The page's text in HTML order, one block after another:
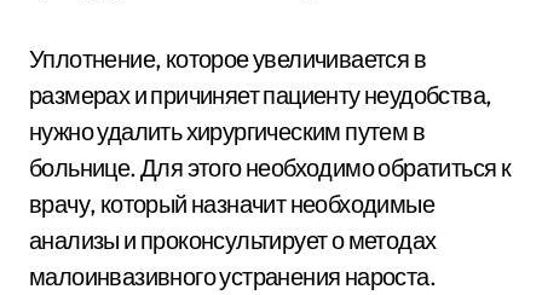
Уплотнение, которое увеличивается в
размерах и причиняет пациенту неудобства,
нужно удалить хирургическим путем в
больнице. Для этого необходимо обратиться к
врачу, который назначит необходимые
анализы и проконсультирует о методах
малоинвазивного устранения нароста.